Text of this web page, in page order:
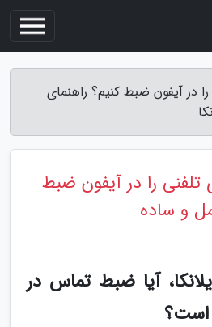
در آیفون ضبط کنیم؟ راهنمای
را در آیفون ضبط
و ساده
آیا ضبط تماس در
است؟